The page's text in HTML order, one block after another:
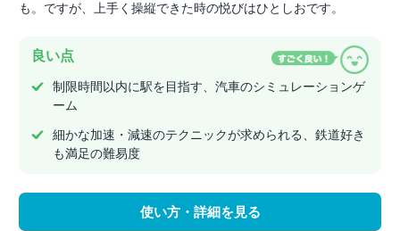
も。ですが、上手く操縦できた時の悦びはひとしおです。
良い点
制限時間以内に駅を目指す、汽車のシミュレーションゲ
ーム
細かな加速・減速のテクニックが求められる、鉄道好き
も満足の難易度
使い方・詳細を見る